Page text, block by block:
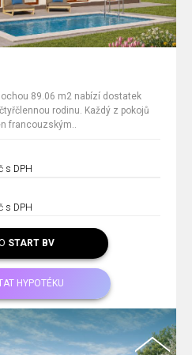
89.06 m2 nabízí dostatek
rodinu. Každý z pokojů
francouzským..
s DPH
s DPH
START BV
HYPOTÉKU